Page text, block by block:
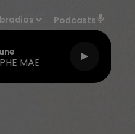
Podcasts
MAE